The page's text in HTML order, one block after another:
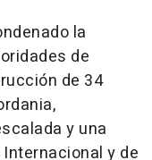
la
de
de 34
y una
y de